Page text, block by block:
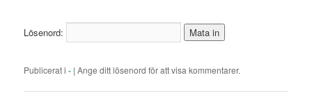
Lösenord:
Publicerat i - |Ange ditt lösenord för att visa kommentarer.